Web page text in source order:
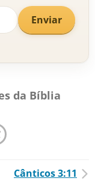
Enviar
da Bíblia
Cânticos 3:11